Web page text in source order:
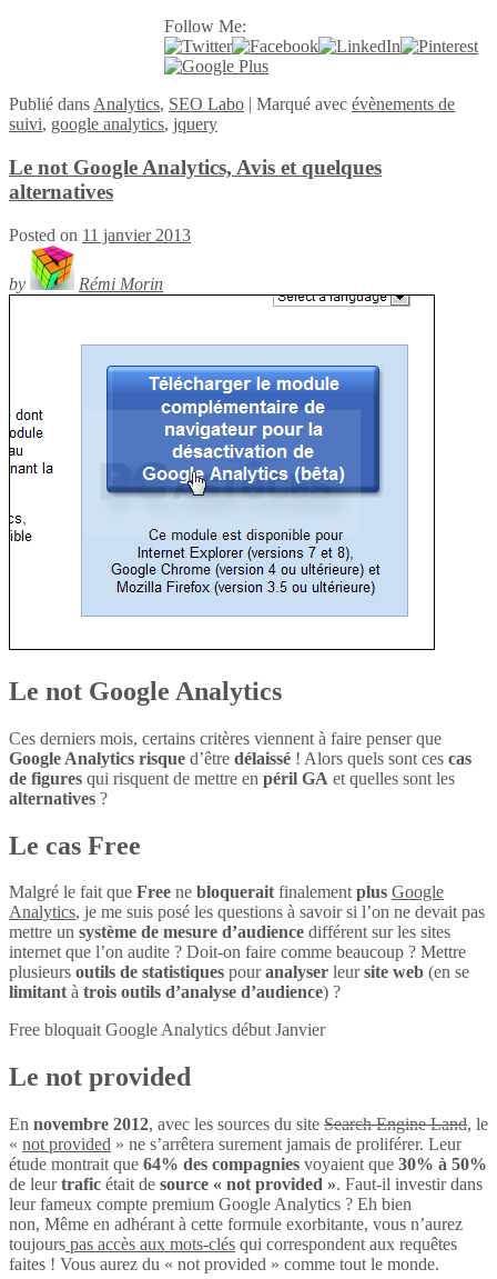
Follow Me:
Publié dans Analytics, SEO Labo | Marqué avec évènements de
suivi, google analytics, jquery
Le not Google Analytics, Avis et quelques
alternatives
Posted on 11 janvier 2013
by Rémi Morin
Le not Google Analytics
Ces derniers mois, certains critères viennent à faire penser que
Google Analytics risque d’être délaissé ! Alors quels sont ces cas
de figures qui risquent de mettre en péril GA et quelles sont les
alternatives ?
Le cas Free
Malgré le fait que Free ne bloqueraitfinalementplus Google
Analytics, je me suis posé les questions à savoir si l’on ne devait pas
mettre un système de mesure d’audience différent sur les sites
internet que l’on audite ? Doit-on faire comme beaucoup ? Mettre
plusieurs outils de statistiques pouranalyser leursite web (en se
limitantà trois outils d’analyse d’audience) ?
Free bloquait Google Analytics début Janvier
Le not provided
En novembre 2012, avec les sources du site Search Engine Land, le
« not provided » ne s’arrêtera surement jamais de proliférer. Leur
étude montrait que 64% des compagnies voyaient que 30% à 50%
de leurtrafic était de source « not provided ». Faut-il investir dans
leur fameux compte premium Google Analytics ? Eh bien
non, Même en adhérant à cette formule exorbitante, vous n’aurez
toujours pas accès aux mots-clés qui correspondent aux requêtes
faites ! Vous aurez du « not provided » comme tout le monde.